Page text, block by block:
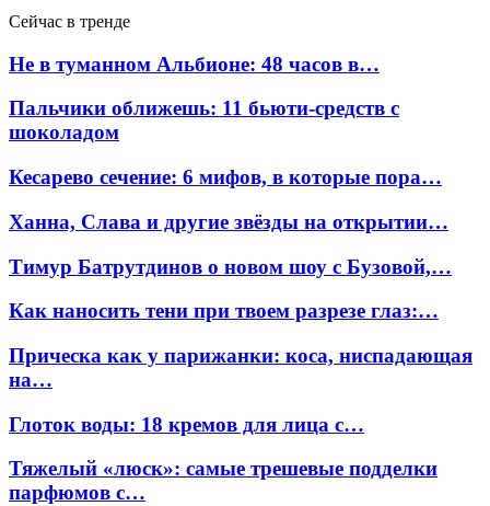
Сейчас в тренде
Не в туманном Альбионе: 48 часов в…
Пальчики оближешь: 11 бьюти-средств с
шоколадом
Кесарево сечение: 6 мифов, в которые пора…
Ханна, Слава и другие звёзды на открытии…
Тимур Батрутдинов о новом шоу с Бузовой,…
Как наносить тени при твоем разрезе глаз:…
Прическа как у парижанки: коса, ниспадающая
на…
Глоток воды: 18 кремов для лица с…
Тяжелый «люск»: самые трешевые подделки
парфюмов с…